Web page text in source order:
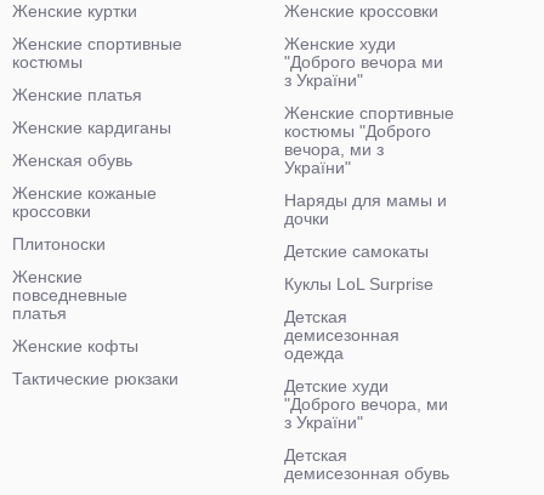
Женские куртки
Женские спортивные
костюмы
Женские платья
Женские кардиганы
Женская обувь
Женские кожаные
кроссовки
Плитоноски
Женские
повседневные
платья
Женские кофты
Тактические рюкзаки
Женские кроссовки
Женские худи
"Доброго вечора ми
з України"
Женские спортивные
костюмы "Доброго
вечора, ми з
України"
Наряды для мамы и
дочки
Детские самокаты
Куклы LoL Surprise
Детская
демисезонная
одежда
Детские худи
"Доброго вечора, ми
з України"
Детская
демисезонная обувь